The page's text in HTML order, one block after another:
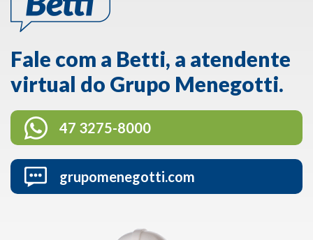
Fale com a Betti, a atendente
virtual do Grupo Menegotti.
47 3275-8000
grupomenegotti.com